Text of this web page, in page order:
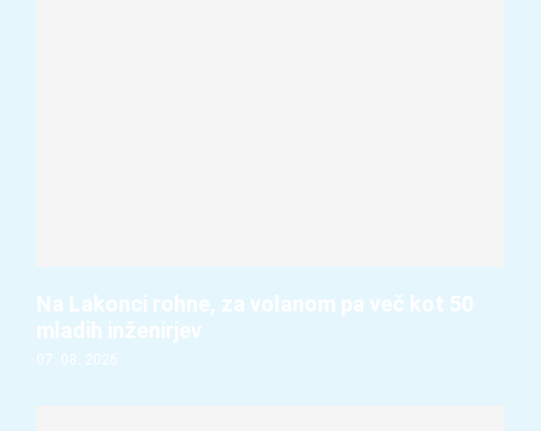
Na Lakonci rohne, za volanom pa več kot 50
mladih inženirjev
07. 08. 2026